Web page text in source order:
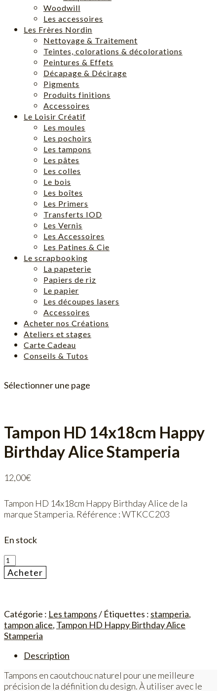
Woodwill
Les accessoires
Les Frères Nordin
Nettoyage & Traitement
Teintes, colorations & décolorations
Peintures & Effets
Décapage & Décirage
Pigments
Produits finitions
Accessoires
Le Loisir Créatif
Les moules
Les pochoirs
Les tampons
Les pâtes
Les colles
Le bois
Les boîtes
Les Primers
Transferts IOD
Les Vernis
Les Accessoires
Les Patines & Cie
Le scrapbooking
La papeterie
Papiers de riz
Le papier
Les découpes lasers
Accessoires
Acheter nos Créations
Ateliers et stages
Carte Cadeau
Conseils & Tutos
Sélectionner une page
Tampon HD 14x18cm Happy
Birthday Alice Stamperia
12,00€
Tampon HD 14x18cm Happy Birthday Alice de la
marque Stamperia. Référence : WTKCC203
En stock
quantité
de
Tampon
Happy
Birthday
Alice
Acheter
Catégorie : Les tampons Étiquettes : stamperia,
tampon alice, Tampon HD Happy Birthday Alice
Stamperia
Description
Tampons en caoutchouc naturel pour une meilleure
précision de la définition du design. À utiliser avec le